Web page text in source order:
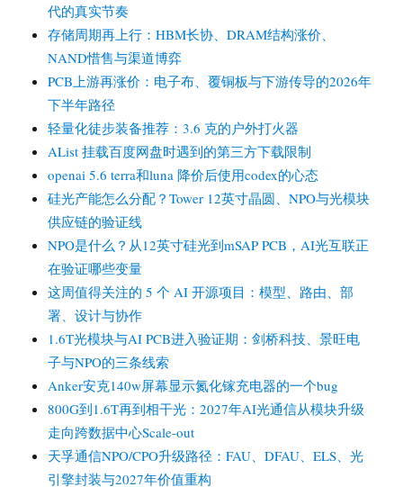
代的真实节奏
存储周期再上行：HBM长协、DRAM结构涨价、
NAND惜售与渠道博弈
PCB上游再涨价：电子布、覆铜板与下游传导的2026年
下半年路径
轻量化徒步装备推荐：3.6 克的户外打火器
AList 挂载百度网盘时遇到的第三方下载限制
openai 5.6 terra和luna 降价后使用codex的心态
硅光产能怎么分配？Tower 12英寸晶圆、NPO与光模块
供应链的验证线
NPO是什么？从12英寸硅光到mSAP PCB，AI光互联正
在验证哪些变量
这周值得关注的 5 个 AI 开源项目：模型、路由、部
署、设计与协作
1.6T光模块与AI PCB进入验证期：剑桥科技、景旺电
子与NPO的三条线索
Anker安克140w屏幕显示氮化镓充电器的一个bug
800G到1.6T再到相干光：2027年AI光通信从模块升级
走向跨数据中心Scale-out
天孚通信NPO/CPO升级路径：FAU、DFAU、ELS、光
引擎封装与2027年价值重构